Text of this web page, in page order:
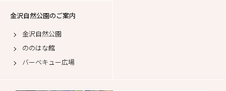
金沢自然公園のご案内
金沢自然公園
ののはな館
バーベキュー広場